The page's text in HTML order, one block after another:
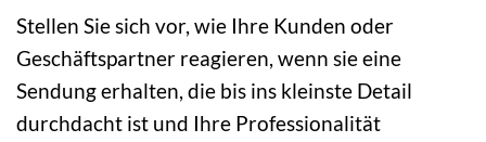
Stellen Sie sich vor, wie Ihre Kunden oder
Geschäftspartner reagieren, wenn sie eine
Sendung erhalten, die bis ins kleinste Detail
durchdacht ist und Ihre Professionalität